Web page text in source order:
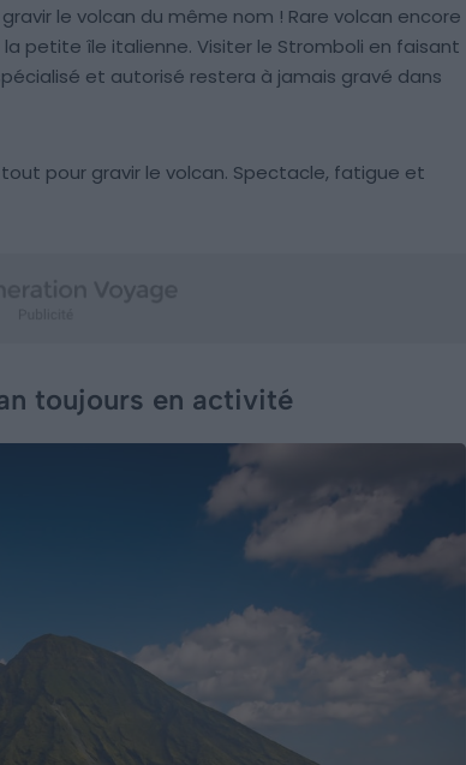
le volcan du même nom ! Rare volcan encore
petite île italienne. Visiter le Stromboli en faisant
et autorisé restera à jamais gravé dans
pour gravir le volcan. Spectacle, fatigue et
toujours en activité